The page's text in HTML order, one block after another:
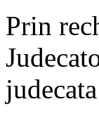
Prin